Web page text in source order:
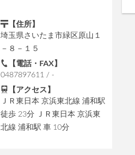
【住所】
埼玉県さいたま市緑区原山１
－８－１５
【電話・FAX】
0487897611 / -
【アクセス】
ＪＲ東日本 京浜東北線 浦和駅
徒歩 23分 ＪＲ東日本 京浜東
北線 浦和駅 車 10分